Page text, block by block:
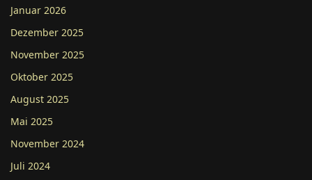
Januar 2026
Dezember 2025
November 2025
Oktober 2025
August 2025
Mai 2025
November 2024
Juli 2024